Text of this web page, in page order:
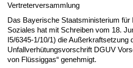
Vertreterversammlung
Das Bayerische Staatsministerium für
Soziales hat mit Schreiben vom 18.
I5/6345-1/10/1) die Außerkraftsetzung
Unfallverhütungsvorschrift DGUV
von Flüssiggas“ genehmigt.